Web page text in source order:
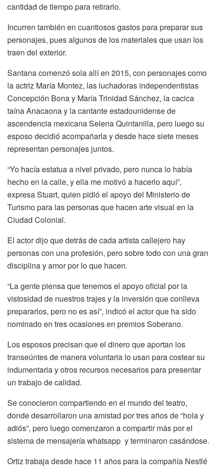
cantidad de tiempo para retirarlo.
Incurren también en cuantiosos gastos para preparar sus
personajes, pues algunos de los materiales que usan los
traen del exterior.
Santana comenzó sola allí en 2015, con personajes como
la actriz María Montez, las luchadoras independentistas
Concepción Bona y María Trinidad Sánchez, la cacica
taína Anacaona y la cantante estadounidense de
ascendencia mexicana Selena Quintanilla, pero luego su
esposo decidió acompañarla y desde hace siete meses
representan personajes juntos.
“Yo hacía estatua a nivel privado, pero nunca lo había
hecho en la calle, y ella me motivó a hacerlo aquí”,
expresa Stuart, quien pidió el apoyo del Ministerio de
Turismo para las personas que hacen arte visual en la
Ciudad Colonial.
El actor dijo que detrás de cada artista callejero hay
personas con una profesión, pero sobre todo con una gran
disciplina y amor por lo que hacen.
“La gente piensa que tenemos el apoyo oficial por la
vistosidad de nuestros trajes y la inversión que conlleva
prepararlos, pero no es así”, indicó el actor que ha sido
nominado en tres ocasiones en premios Soberano.
Los esposos precisan que el dinero que aportan los
transeúntes de manera voluntaria lo usan para costear su
indumentaria y otros recursos necesarios para presentar
un trabajo de calidad.
Se conocieron compartiendo en el mundo del teatro,
donde desarrollaron una amistad por tres años de “hola y
adiós”, pero luego comenzaron a compartir más por el
sistema de mensajería whatsapp y terminaron casándose.
Ortiz trabaja desde hace 11 años para la compañía Nestlé